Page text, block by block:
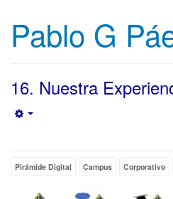
Pablo G
16. Nuestra
Pirámide Digital Campus Corporativo